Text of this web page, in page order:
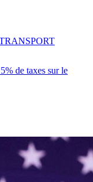
de taxes sur le